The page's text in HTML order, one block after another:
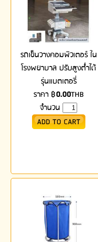
รถเข็นวางคอมพิวเตอร์ ใน
โรงพยาบาล ปรับสูงต่ำได้
รุ่นแบตเตอรี่
ราคา ฿0.00THB
จำนวน